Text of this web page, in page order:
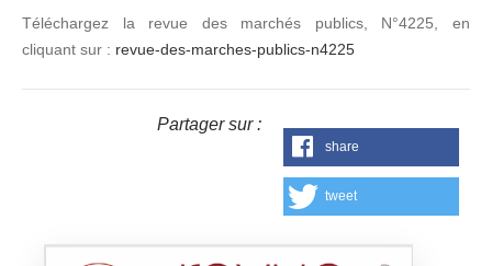
Téléchargez la revue des marchés publics, N°4225, en
cliquant sur : revue-des-marches-publics-n4225
Partager sur :
share
tweet